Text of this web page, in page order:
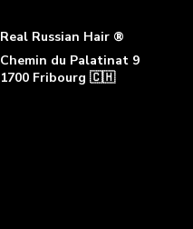
Real Russian Hair ®
Chemin du Palatinat 9
1700 Fribourg 🇨🇭